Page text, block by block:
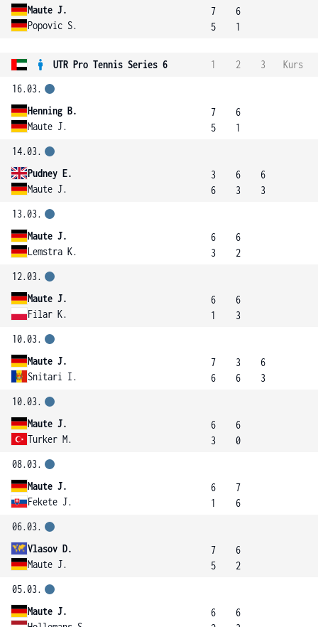
Maute J.
Popovic S.
7
5
6
1
UTR Pro Tennis Series 6 1 2 3
Kurs
16.03.
Henning B.
Maute J.
7
5
6
1
14.03.
Pudney E.
Maute J.
3
6
6
3
6
3
13.03.
Maute J.
Lemstra K.
6
3
6
2
12.03.
Maute J.
Filar K.
6
1
6
3
10.03.
Maute J.
Snitari I.
7
6
3
6
6
3
10.03.
Maute J.
Turker M.
6
3
6
0
08.03.
Maute J.
Fekete J.
6
1
7
6
06.03.
Vlasov D.
Maute J.
7
5
6
2
05.03.
Maute J.
6
6